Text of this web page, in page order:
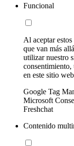
Funcional
Al aceptar
que van más
utilizar nuestro
consentimiento,
en este sitio
Google Tag
Microsoft
Freshchat
Contenido